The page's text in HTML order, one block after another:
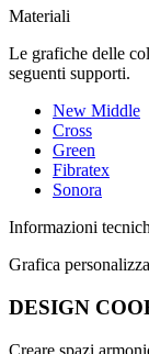
Materiali
Le grafiche delle
seguenti supporti.
New Middle
Cross
Green
Fibratex
Sonora
Informazioni
Grafica
DESIGN
Creare spazi